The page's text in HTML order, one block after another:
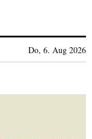
Do, 6. Aug 2026